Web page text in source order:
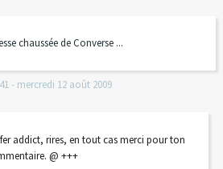
chaussée de Converse ...
- mercredi 12 août 2009
addict, rires, en tout cas merci pour ton
@ +++